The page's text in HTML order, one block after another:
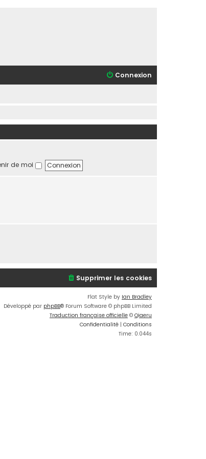
Connexion
de moi
Supprimer les cookies
Flat Style by Ian Bradley
Développé par phpBB® Forum Software © phpBB Limited
Traduction française officielle © Qiaeru
Confidentialité | Conditions
Time: 0.044s